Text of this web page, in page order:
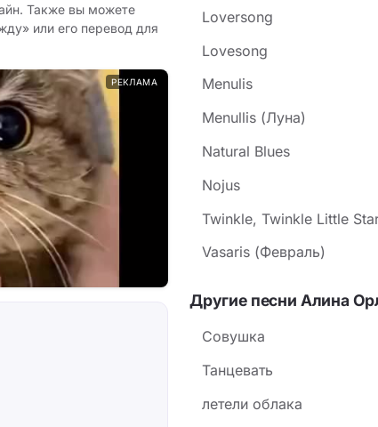
Также вы можете
или его перевод для
РЕКЛАМА
Loversong
Lovesong
Menulis
Menullis (Луна)
Natural Blues
Nojus
Twinkle, Twinkle Little
Vasaris (Февраль)
Другие песни Алина
Совушка
Танцевать
летели облака